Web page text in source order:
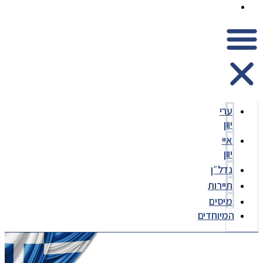
ערי
יוון
איי
יוון
נדל״ן
תיירות
מיסים
המיוחדים